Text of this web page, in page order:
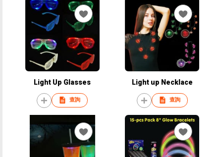
Light Up Glasses
查詢
Light up Necklace
查詢